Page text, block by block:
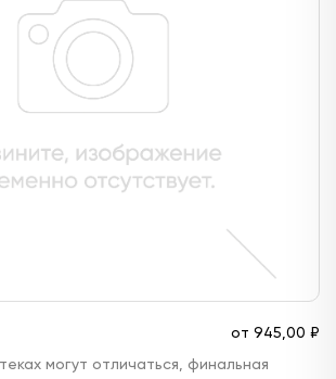
от 945, 00 ₽
могут отличаться, финальная